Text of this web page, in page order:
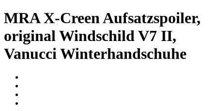
MRA X-Creen Aufsatzspoiler,
original Windschild V7 II,
Vanucci Winterhandschuhe